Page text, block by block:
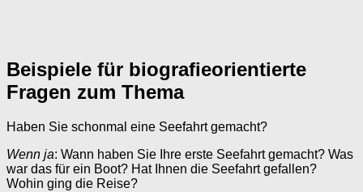
Beispiele für biografieorientierte
Fragen zum Thema
Haben Sie schonmal eine Seefahrt gemacht?
Wenn ja: Wann haben Sie Ihre erste Seefahrt gemacht? Was
war das für ein Boot? Hat Ihnen die Seefahrt gefallen?
Wohin ging die Reise?